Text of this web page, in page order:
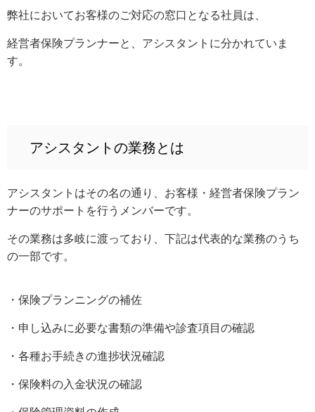
弊社においてお客様のご対応の窓口となる社員は、
経営者保険プランナーと、アシスタントに分かれていま
す。
アシスタントの業務とは
アシスタントはその名の通り、お客様・経営者保険プラン
ナーのサポートを行うメンバーです。
その業務は多岐に渡っており、下記は代表的な業務のうち
の一部です。
・保険プランニングの補佐
・申し込みに必要な書類の準備や診査項目の確認
・各種お手続きの進捗状況確認
・保険料の入金状況の確認